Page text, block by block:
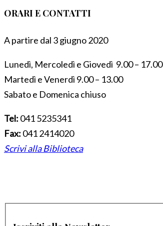
ORARI E CONTATTI
A partire dal 3 giugno 2020
Lunedì, Mercoledì e Giovedì 9.00 – 17.00
Martedì e Venerdì 9.00 – 13.00
Sabato e Domenica chiuso
Tel: 041 5235341
Fax: 041 2414020
Scrivi alla Biblioteca